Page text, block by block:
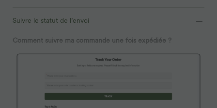
Suivre le statut de l’envoi
Comment suivre ma commande une fois expédiée ?